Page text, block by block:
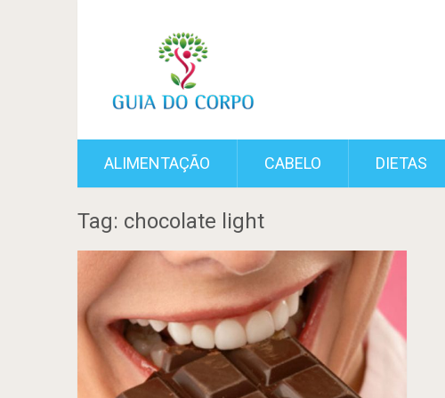
ALIMENTAÇÃO CABELO DIETAS
Tag: chocolate light